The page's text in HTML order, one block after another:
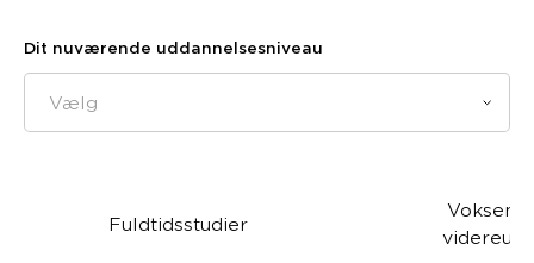
Dit nuværende uddannelsesniveau
Vælg
Fuldtidsstudier
Voksen-